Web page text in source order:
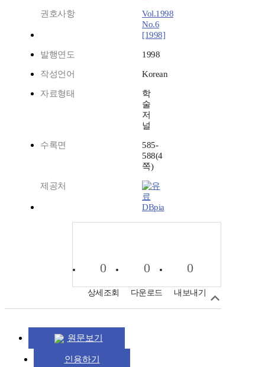
권호사항
Vol.1998
No.6
[1998]
발행연도 1998
작성언어 Korean
자료형태
학
술
저
널
수록면
585-
588(4
쪽)
제공처
DBpia
0
상세조회
0
다운로드
0
내보내기
원문보기
인용하기